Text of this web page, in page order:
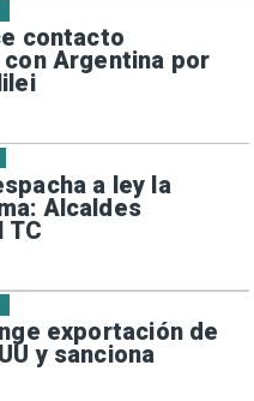
contacto
Argentina por
a ley la
Alcaldes
TC
exportación de
y sanciona